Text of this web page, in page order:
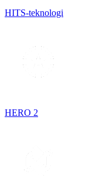
HITS-teknologi
HERO 2